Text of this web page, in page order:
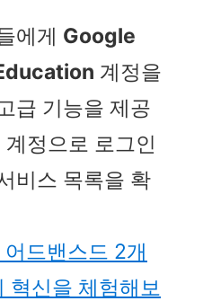
에게 Google
계정을
급 기능을 제공
정으로 로그인
비스 목록을 확
드밴스드 2개
혁신을 체험해보